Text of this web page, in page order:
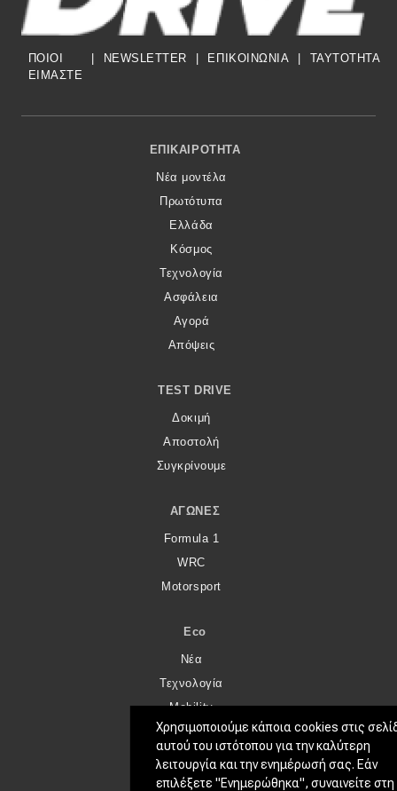
ΠΟΙΟΙ
ΕΙΜΑΣΤΕ
NEWSLETTER ΕΠΙΚΟΙΝΩΝΙΑ TAYTOTHTA
Footer Menu
ΕΠΙΚΑΙΡΌΤΗΤΑ
Νέα μοντέλα
Πρωτότυπα
Ελλάδα
Κόσμος
Τεχνολογία
Ασφάλεια
Αγορά
Απόψεις
TEST DRIVE
Δοκιμή
Αποστολή
Συγκρίνουμε
ΑΓΏΝΕΣ
Formula 1
WRC
Motorsport
Eco
Νέα
Τεχνολογία
Mobility
Σταθμοί φόρτισης
CLASSIC
Χρησιμοποιούμε κάποια cookies στις
αυτού του ιστότοπου για την καλύτερη
λειτουργία και την ενημέρωσή σας. Εάν
επιλέξετε "Ενημερώθηκα", συναινείτε στη